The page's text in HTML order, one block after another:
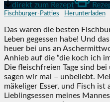
direkt zum Rezept
Fischburger-Patties Herunterladen
Das waren die besten
Leben gegessen habe! Und
heuer bei uns an
Anhieb auf die “die koch ich
Die fleischfreien Tage sind
sagen wir mal – unbeliebt.
mäkeliger Esser, und Fisch ist
Lieblingsessen meines